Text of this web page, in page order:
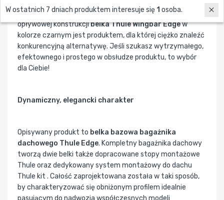
Za sprawą swojej unikalnej struktury i niezwykle
opływowej konstrukcjibelka Thule Wingbar Edgew
kolorze czarnym jest produktem, dla której ciężko znaleźć
konkurencyjną alternatywę. Jeśli szukasz wytrzymałego,
efektownego i prostego w obsłudze produktu, to wybór
dla Ciebie!
Dynamiczny, elegancki charakter
Opisywany produkt to belka bazowa bagażnika
dachowego Thule Edge. Kompletny bagażnika dachowy
tworzą dwie belki także dopracowane stopy montażowe
Thule oraz dedykowany system montażowy do dachu
Thule kit . Całość zaprojektowana została w taki sposób,
by charakteryzować się obniżonym profilem idealnie
pasującym do nadwozia współczesnych modeli
W ostatnich 7 dniach produktem interesuje się 1 osoba.